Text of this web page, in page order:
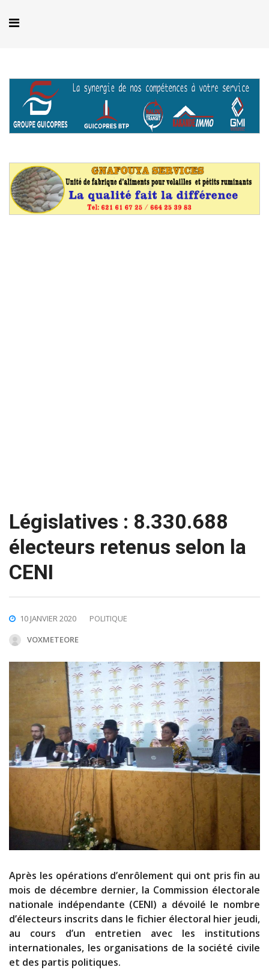
Législatives : 8.330.688
électeurs retenus selon la
CENI
10 JANVIER 2020
POLITIQUE
VOXMETEORE
Après les opérations d’enrôlement qui ont pris fin au
mois de décembre dernier, la Commission électorale
nationale indépendante (CENI) a dévoilé le nombre
d’électeurs inscrits dans le fichier électoral hier jeudi,
au cours d’un entretien avec les institutions
internationales, les organisations de la société civile
et des partis politiques.